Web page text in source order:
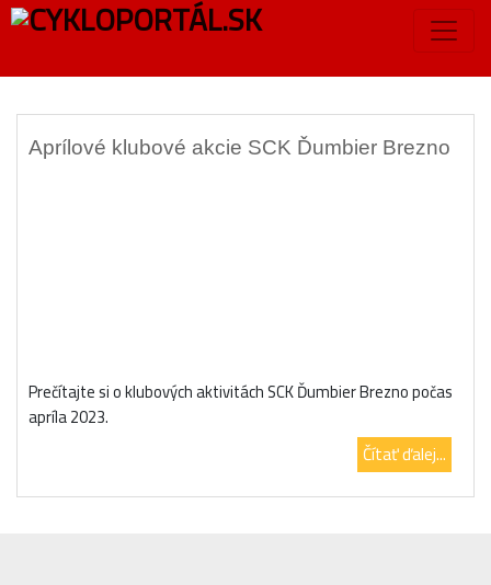
Značka:klubové akcie
Aprílové klubové akcie SCK Ďumbier Brezno
Prečítajte si o klubových aktivitách SCK Ďumbier Brezno počas
apríla 2023.
Čítať ďalej...